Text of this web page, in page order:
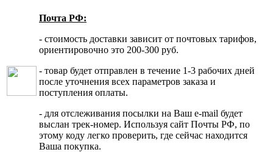
Почта РФ:
- стоимость доставки зависит от почтовых тарифов,
ориентировочно это 200-300 руб.
- товар будет отправлен в течение 1-3 рабочих дней
после уточнения всех параметров заказа и
поступления оплаты.
- для отслеживания посылки на Ваш e-mail будет
выслан трек-номер. Используя сайт Почты РФ, по
этому коду легко проверить, где сейчас находится
Ваша покупка.